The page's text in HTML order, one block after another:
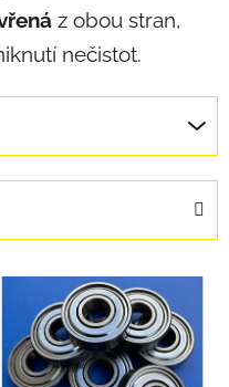
z obou stran,
nečistot.